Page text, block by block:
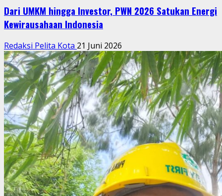
Dari UMKM hingga Investor, PWN 2026 Satukan Energi
Kewirausahaan Indonesia
Redaksi Pelita Kota 21 Juni 2026